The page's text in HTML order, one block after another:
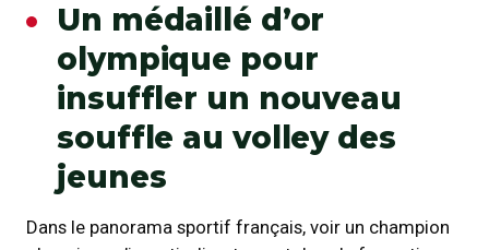
Un médaillé d’or
olympique pour
insuffler un nouveau
souffle au volley des
jeunes
Dans le panorama sportif français, voir un champion